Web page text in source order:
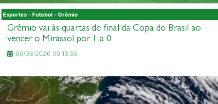
Esportes - Futebol - Grêmio
Grêmio vai às quartas de final da Copa do Brasil ao
vencer o Mirassol por 1 a 0
06/08/2026 09:13:36